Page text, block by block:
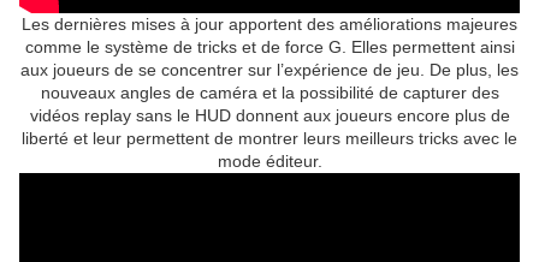
Les dernières mises à jour apportent des améliorations majeures
comme le système de tricks et de force G. Elles permettent ainsi
aux joueurs de se concentrer sur l’expérience de jeu. De plus, les
nouveaux angles de caméra et la possibilité de capturer des
vidéos replay sans le HUD donnent aux joueurs encore plus de
liberté et leur permettent de montrer leurs meilleurs tricks avec le
mode éditeur.